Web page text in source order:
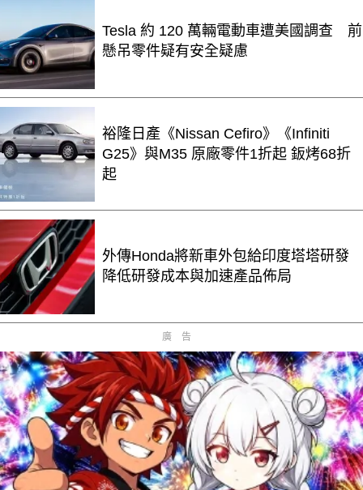
Tesla 約 120 萬輛電動車遭美國調查 前
懸吊零件疑有安全疑慮
裕隆日產《Nissan Cefiro》《Infiniti
G25》與M35 原廠零件1折起 鈑烤68折
起
外傳Honda將新車外包給印度塔塔研發
降低研發成本與加速產品佈局
廣告